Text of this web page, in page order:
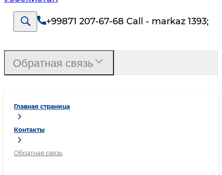
+99871 207-67-68 Call - markaz 1393;
Главная страница
Контакты
Обратная связь
Обратная связь